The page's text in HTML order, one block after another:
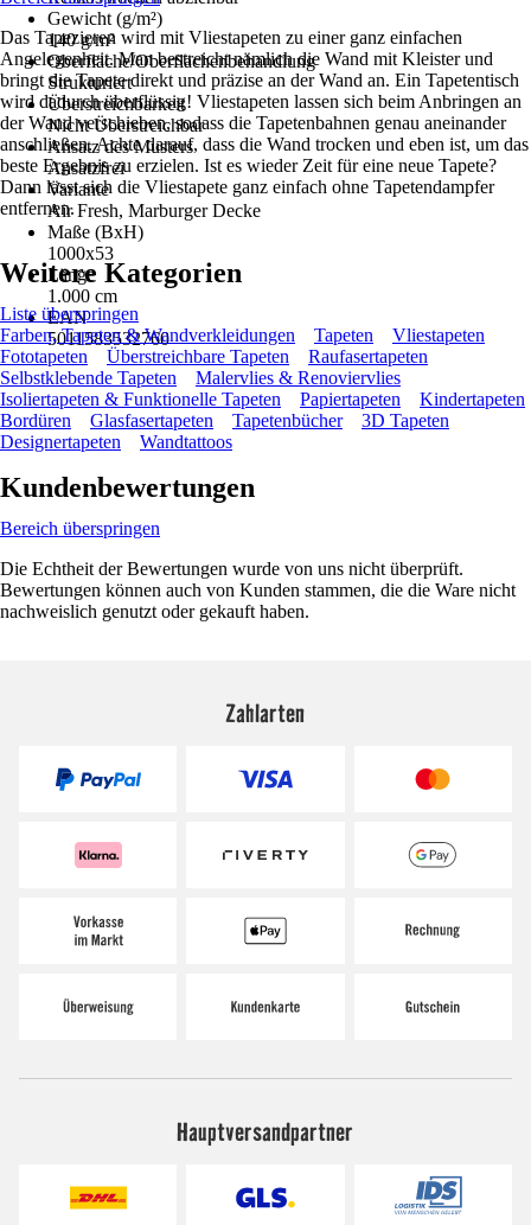
Gewicht (g/m²)
140 g/m²
Oberfläche/Oberflächenbehandlung
Strukturiert
Überstreichbarkeit
Nicht Überstreichbar
Ansatz des Musters
Ansatzfrei
Variante
Air Fresh, Marburger Decke
Maße (BxH)
1000x53
Länge
1.000 cm
EAN
5011583532760
Das Tapezieren wird mit Vliestapeten zu einer ganz einfachen
Angelegenheit. Man bestreicht nämlich die Wand mit Kleister und
bringt die Tapete direkt und präzise an der Wand an. Ein Tapetentisch
wird dadurch überflüssig! Vliestapeten lassen sich beim Anbringen an
der Wand verschieben, sodass die Tapetenbahnen genau aneinander
anschließen. Achte darauf, dass die Wand trocken und eben ist, um das
beste Ergebnis zu erzielen. Ist es wieder Zeit für eine neue Tapete?
Dann lässt sich die Vliestapete ganz einfach ohne Tapetendampfer
entfernen.
Weitere Kategorien
Liste überspringen
Farben, Tapeten & Wandverkleidungen
Tapeten
Vliestapeten
Fototapeten
Überstreichbare Tapeten
Raufasertapeten
Selbstklebende Tapeten
Malervlies & Renoviervlies
Isoliertapeten & Funktionelle Tapeten
Papiertapeten
Kindertapeten
Bordüren
Glasfasertapeten Tapetenbücher
3D Tapeten
Designertapeten
Wandtattoos
Kundenbewertungen
Bereich überspringen
Die Echtheit der Bewertungen wurde von uns nicht überprüft.
Bewertungen können auch von Kunden stammen, die die Ware nicht
nachweislich genutzt oder gekauft haben.
Zahlarten
Hauptversandpartner